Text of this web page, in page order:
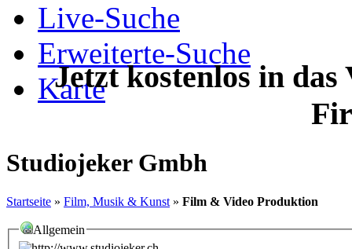
Live-Suche
Erweiterte-Suche
Karte
Jetzt kostenlos in
Studiojeker Gmbh
Startseite » Film, Musik & Kunst » Film & Video Produktion
Allgemein